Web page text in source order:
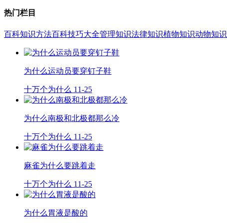
热门栏目
百科知识方法百科技巧大全管理知识法律知识植物知识动物知识
为什么运动员要穿钉子鞋
十万个为什么 11-25
为什么南极和北极都那么冷
十万个为什么 11-25
麻雀为什么要跳着走
十万个为什么 11-25
为什么胃液是酸的